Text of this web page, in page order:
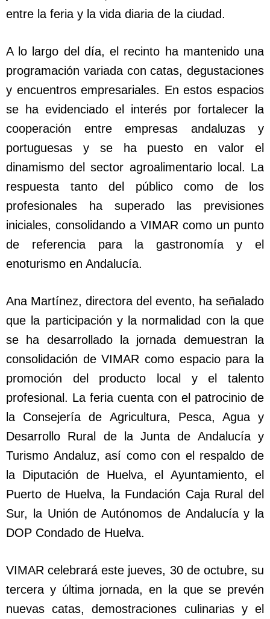
entre la feria y la vida diaria de la ciudad.
A lo largo del día, el recinto ha mantenido una
programación variada con catas, degustaciones
y encuentros empresariales. En estos espacios
se ha evidenciado el interés por fortalecer la
cooperación entre empresas andaluzas y
portuguesas y se ha puesto en valor el
dinamismo del sector agroalimentario local. La
respuesta tanto del público como de los
profesionales ha superado las previsiones
iniciales, consolidando a VIMAR como un punto
de referencia para la gastronomía y el
enoturismo en Andalucía.
Ana Martínez, directora del evento, ha señalado
que la participación y la normalidad con la que
se ha desarrollado la jornada demuestran la
consolidación de VIMAR como espacio para la
promoción del producto local y el talento
profesional. La feria cuenta con el patrocinio de
la Consejería de Agricultura, Pesca, Agua y
Desarrollo Rural de la Junta de Andalucía y
Turismo Andaluz, así como con el respaldo de
la Diputación de Huelva, el Ayuntamiento, el
Puerto de Huelva, la Fundación Caja Rural del
Sur, la Unión de Autónomos de Andalucía y la
DOP Condado de Huelva.
VIMAR celebrará este jueves, 30 de octubre, su
tercera y última jornada, en la que se prevén
nuevas catas, demostraciones culinarias y el